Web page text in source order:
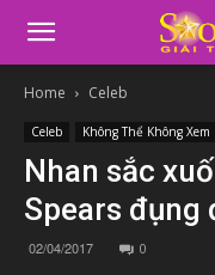
Home Celeb
Celeb Không Thể Không Xem
Nhan sắc
Spears đụng
02/04/2017 0